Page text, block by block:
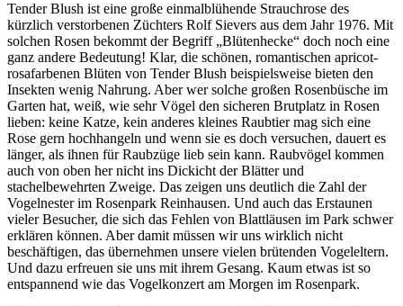
Tender Blush ist eine große einmalblühende Strauchrose des
kürzlich verstorbenen Züchters Rolf Sievers aus dem Jahr 1976. Mit
solchen Rosen bekommt der Begriff „Blütenhecke“ doch noch eine
ganz andere Bedeutung! Klar, die schönen, romantischen apricot-
rosafarbenen Blüten von Tender Blush beispielsweise bieten den
Insekten wenig Nahrung. Aber wer solche großen Rosenbüsche im
Garten hat, weiß, wie sehr Vögel den sicheren Brutplatz in Rosen
lieben: keine Katze, kein anderes kleines Raubtier mag sich eine
Rose gern hochhangeln und wenn sie es doch versuchen, dauert es
länger, als ihnen für Raubzüge lieb sein kann. Raubvögel kommen
auch von oben her nicht ins Dickicht der Blätter und
stachelbewehrten Zweige. Das zeigen uns deutlich die Zahl der
Vogelnester im Rosenpark Reinhausen. Und auch das Erstaunen
vieler Besucher, die sich das Fehlen von Blattläusen im Park schwer
erklären können. Aber damit müssen wir uns wirklich nicht
beschäftigen, das übernehmen unsere vielen brütenden Vogeleltern.
Und dazu erfreuen sie uns mit ihrem Gesang. Kaum etwas ist so
entspannend wie das Vogelkonzert am Morgen im Rosenpark.